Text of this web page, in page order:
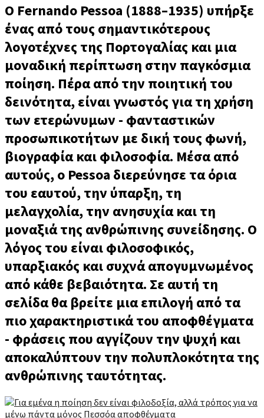
Ο Fernando Pessoa (1888–1935) υπήρξε
ένας από τους σημαντικότερους
λογοτέχνες της Πορτογαλίας και μια
μοναδική περίπτωση στην παγκόσμια
ποίηση. Πέρα από την ποιητική του
δεινότητα, είναι γνωστός για τη χρήση
των ετερώνυμων - φανταστικών
προσωπικοτήτων με δική τους φωνή,
βιογραφία και φιλοσοφία. Μέσα από
αυτούς, ο Pessoa διερεύνησε τα όρια
του εαυτού, την ύπαρξη, τη
μελαγχολία, την ανησυχία και τη
μοναξιά της ανθρώπινης συνείδησης. Ο
λόγος του είναι φιλοσοφικός,
υπαρξιακός και συχνά απογυμνωμένος
από κάθε βεβαιότητα. Σε αυτή τη
σελίδα θα βρείτε μια επιλογή από τα
πιο χαρακτηριστικά του αποφθέγματα
- φράσεις που αγγίζουν την ψυχή και
αποκαλύπτουν την πολυπλοκότητα της
ανθρώπινης ταυτότητας.